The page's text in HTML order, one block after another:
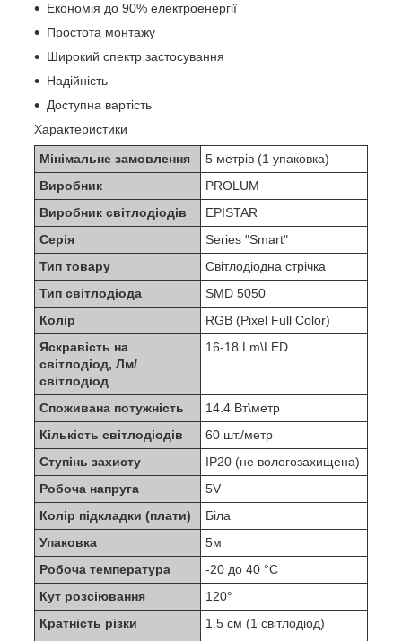
Економія до 90% електроенергії
Простота монтажу
Широкий спектр застосування
Надійність
Доступна вартість
Характеристики
Мінімальне замовлення
5 метрів (1 упаковка)
Виробник
PROLUM
Виробник світлодіодів
EPISTAR
Серія
Series "Smart"
Тип товару
Світлодіодна стрічка
Тип світлодіода
SMD 5050
Колір
RGB (Pixel Full Color)
Яскравість на
світлодіод, Лм/
світлодіод
16-18 Lm\LED
Споживана потужність
14.4 Вт\метр
Кількість світлодіодів
60 шт./метр
Ступінь захисту
IP20 (не вологозахищена)
Робоча напруга
5V
Колір підкладки (плати)
Біла
Упаковка
5м
Робоча температура
-20 до 40 °C
Кут розсіювання
120°
Кратність різки
1.5 см (1 світлодіод)